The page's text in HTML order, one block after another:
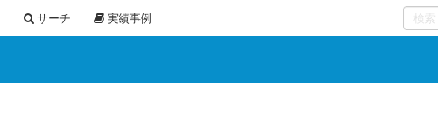
サーチ 実績事例
0